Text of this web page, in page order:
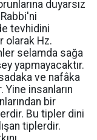
duyarsız
tevhidini
olarak Hz.
selamda sağa
yapmayacaktır.
ve nafâka
insanların
bir
Bu tipler dini
tiplerdir.